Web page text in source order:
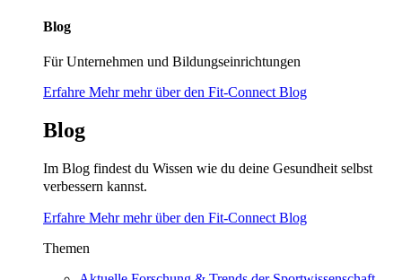
Blog
Für Unternehmen und Bildungseinrichtungen
Erfahre Mehr mehr über den Fit-Connect Blog
Blog
Im Blog findest du Wissen wie du deine Gesundheit selbst
verbessern kannst.
Erfahre Mehr mehr über den Fit-Connect Blog
Themen